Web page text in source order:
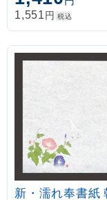
やわらかな雰囲気
することができま
水性に優れていま
、霧吹き等で湿ら
燥防止としてもご
1,551円 税込
新・濡れ奉書紙